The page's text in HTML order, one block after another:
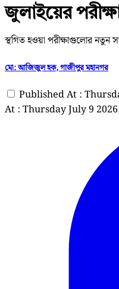
জুলাইয়ের
স্থগিত হওয়া পরীক্ষাগুলোর নতুন
মো: আজিজুল হক, গাজীপুর মহানগর
Published At :
At : Thursday July 9